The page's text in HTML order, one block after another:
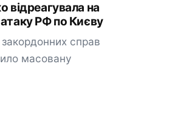
відреагувала на
РФ по Києву
закордонних справ
масовану